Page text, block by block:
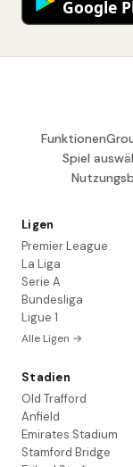
Funktionen
Spiel
Ligen
Premier League
La Liga
Serie A
Bundesliga
Ligue 1
Alle Ligen →
Stadien
Old Trafford
Anfield
Emirates Stadium
Stamford Bridge